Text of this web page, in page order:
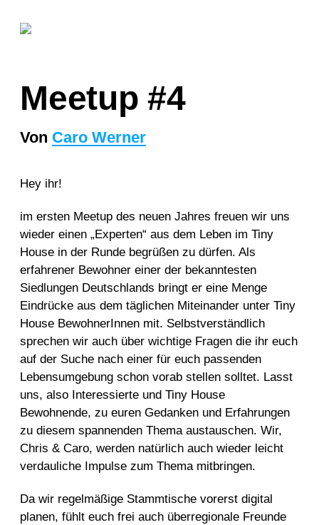
Meetup #4
Von Caro Werner
Hey ihr!
im ersten Meetup des neuen Jahres freuen wir uns
wieder einen „Experten“ aus dem Leben im Tiny
House in der Runde begrüßen zu dürfen. Als
erfahrener Bewohner einer der bekanntesten
Siedlungen Deutschlands bringt er eine Menge
Eindrücke aus dem täglichen Miteinander unter Tiny
House BewohnerInnen mit. Selbstverständlich
sprechen wir auch über wichtige Fragen die ihr euch
auf der Suche nach einer für euch passenden
Lebensumgebung schon vorab stellen solltet. Lasst
uns, also Interessierte und Tiny House
Bewohnende, zu euren Gedanken und Erfahrungen
zu diesem spannenden Thema austauschen. Wir,
Chris & Caro, werden natürlich auch wieder leicht
verdauliche Impulse zum Thema mitbringen.
Da wir regelmäßige Stammtische vorerst digital
planen, fühlt euch frei auch überregionale Freunde